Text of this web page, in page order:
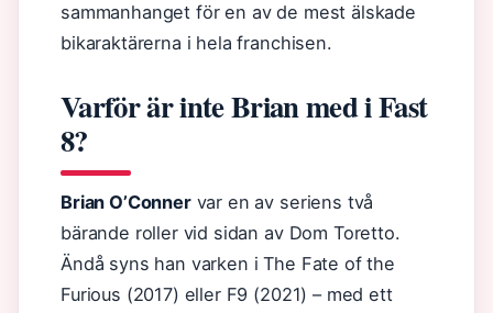
sammanhanget för en av de mest älskade
bikaraktärerna i hela franchisen.
Varför är inte Brian med i Fast
8?
Brian O’Connervar en av seriens två
bärande roller vid sidan av Dom Toretto.
Ändå syns han varken i The Fate of the
Furious (2017) eller F9 (2021) – med ett